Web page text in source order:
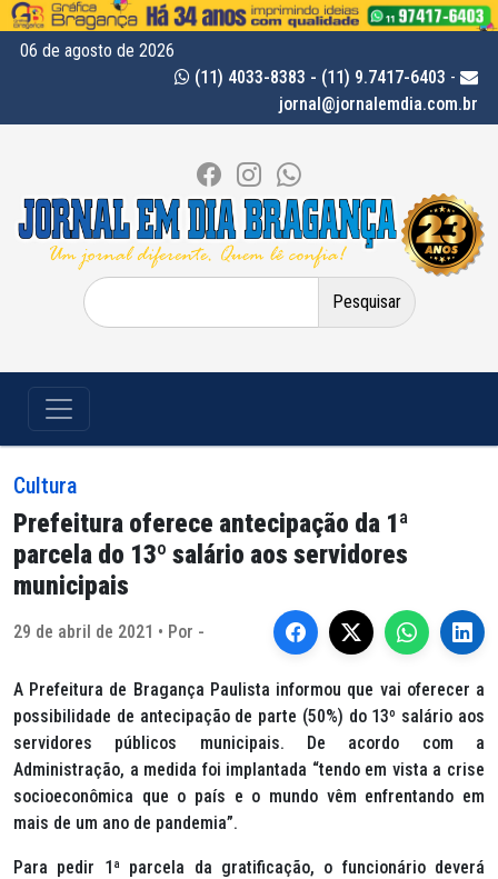
06 de agosto de 2026
(11) 4033-8383 - (11) 9.7417-6403 -
jornal@jornalemdia.com.br
Pesquisar
por:
Cultura
Prefeitura oferece antecipação da 1ª
parcela do 13º salário aos servidores
municipais
29 de abril de 2021 • Por -
A Prefeitura de Bragança Paulista informou que vai oferecer a
possibilidade de antecipação de parte (50%) do 13º salário aos
servidores públicos municipais. De acordo com a
Administração, a medida foi implantada “tendo em vista a crise
socioeconômica que o país e o mundo vêm enfrentando em
mais de um ano de pandemia”.
Para pedir 1ª parcela da gratificação, o funcionário deverá